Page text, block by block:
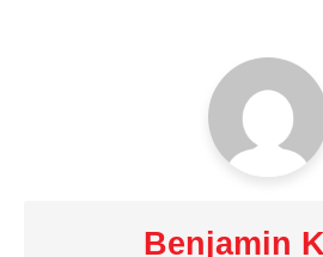
Benjamin